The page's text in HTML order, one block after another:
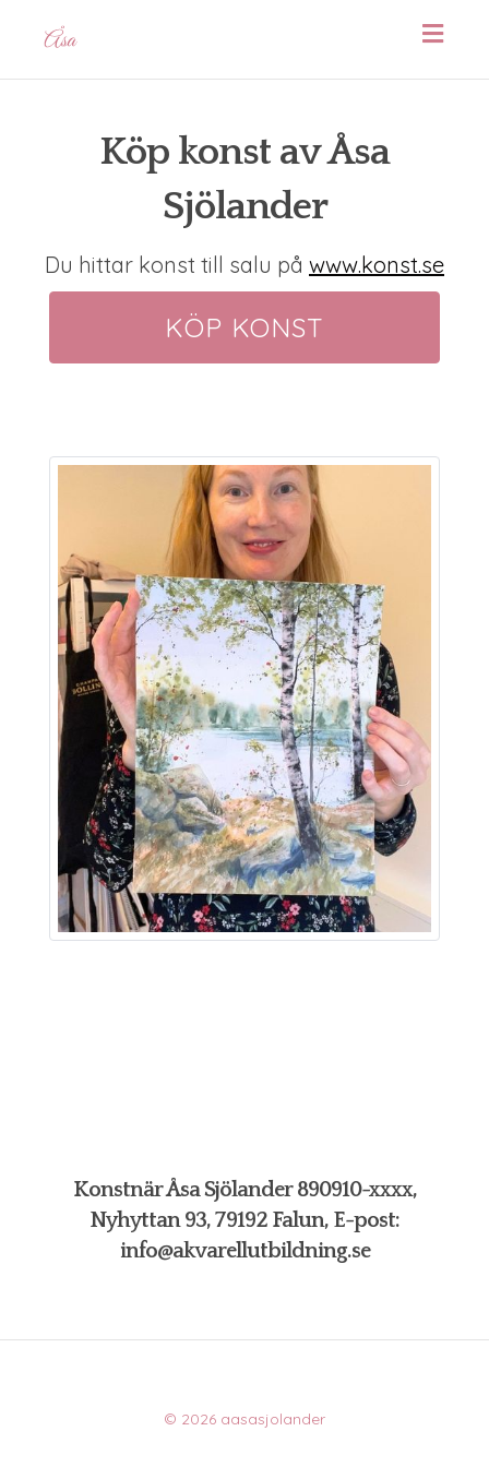
Köp konst av Åsa
Sjölander
Du hittar konst till salu på www.konst.se
KÖP KONST
Konstnär Åsa Sjölander 890910-xxxx,
Nyhyttan 93, 79192 Falun, E-post:
info@akvarellutbildning.se
© 2026 aasasjolander